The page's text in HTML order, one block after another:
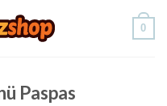
0
Paspas